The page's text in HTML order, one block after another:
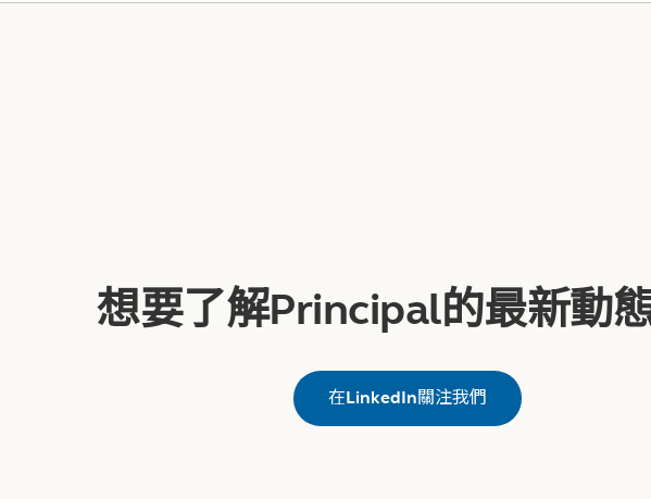
想要了解Principal的最新動
在LinkedIn關注我們